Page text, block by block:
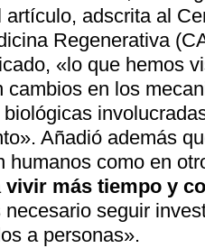
adscrita al
Regenerativa
«lo que hemos
en los
Añadió además
humanos como en
vivir más tiempo y
necesario seguir
a personas».